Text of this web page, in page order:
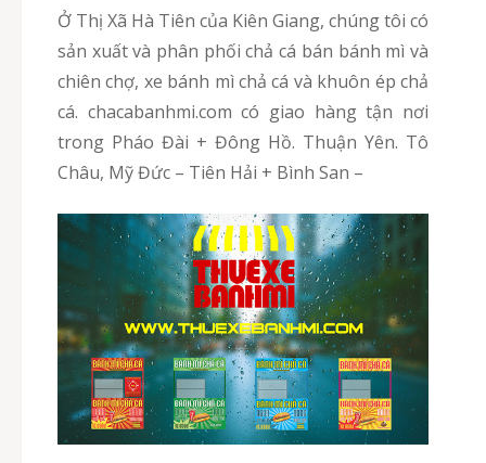
Ở Thị Xã Hà Tiên của Kiên Giang, chúng tôi có
sản xuất và phân phối chả cá bán bánh mì và
chiên chợ, xe bánh mì chả cá và khuôn ép chả
cá. chacabanhmi.com có giao hàng tận nơi
trong Pháo Đài + Đông Hồ. Thuận Yên. Tô
Châu, Mỹ Đức – Tiên Hải + Bình San –